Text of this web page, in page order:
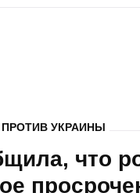
УКРАИНЫ
что